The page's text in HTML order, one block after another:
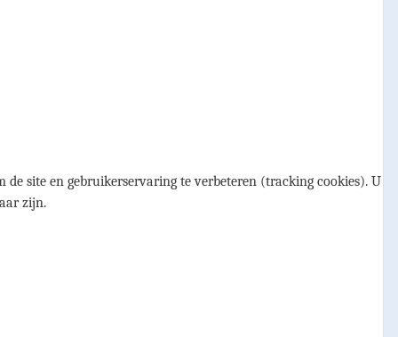
site en gebruikerservaring te verbeteren (tracking cookies). U
zijn.